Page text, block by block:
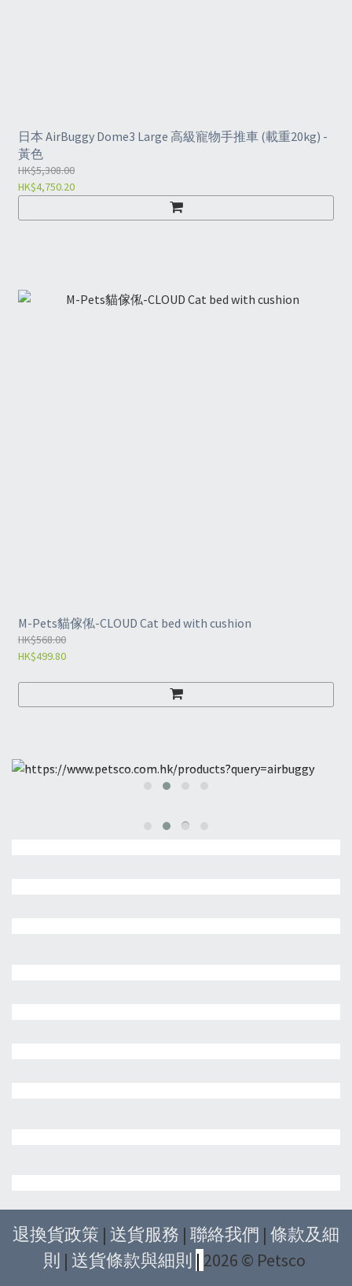
日本 AirBuggy Dome3 Large 高級寵物手推車 (載重20kg) -
黃色
HK$5,308.00
HK$4,750.20
M-Pets貓傢俬-CLOUD Cat bed with cushion
HK$568.00
HK$499.80
退換貨政策 | 送貨服務 | 聯絡我們 | 條款及細
則 | 送貨條款與細則 | 2026 © Petsco